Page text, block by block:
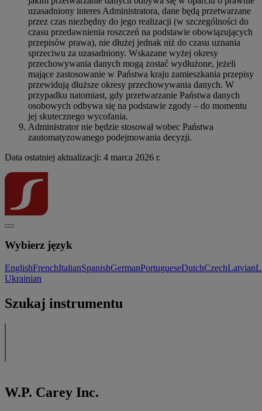
uzasadniony interes Administratora, dane będą przetwarzane
przez czas niezbędny do jego realizacji (w szczególności do
czasu przedawnienia roszczeń na podstawie obowiązujących
przepisów prawa), nie dłużej jednak niż do czasu uznania
sprzeciwu za uzasadniony. Wskazane wyżej okresy
przechowywania danych mogą zostać wydłużone, jeżeli
mające zastosowanie w Państwa kraju zamieszkania przepisy
przewidują dłuższe okresy przechowywania danych. W
przypadku natomiast, gdy przetwarzanie Państwa danych
osobowych odbywa się na podstawie zgody – do momentu
jej skutecznego wycofania.
Administrator nie będzie stosował wobec Państwa
zautomatyzowanego podejmowania decyzji.
Data ostatniej aktualizacji: 4 marca 2026 r.
Wybierz język
EnglishFrenchItalianSpanishGermanPortugueseDutchCzechLatvian
Ukrainian
Szukaj instrumentu
W.P. Carey Inc.